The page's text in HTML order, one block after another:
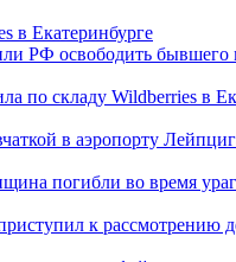
в Екатеринбурге
РФ освободить бывшего
по складу Wildberries в
в аэропорту
погибли во время
к